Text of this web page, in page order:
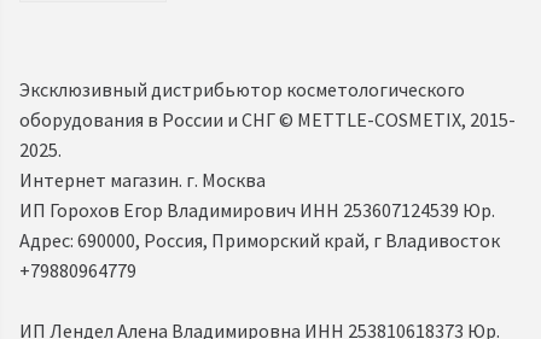
Эксклюзивный дистрибьютор косметологического
оборудования в России и СНГ ©️ METTLE-COSMETIX, 2015-
2025.
Интернет магазин. г. Москва
ИП Горохов Егор Владимирович ИНН 253607124539 Юр.
Адрес: 690000, Россия, Приморский край, г Владивосток
+79880964779
ИП Лендел Алена Владимировна ИНН 253810618373 Юр.